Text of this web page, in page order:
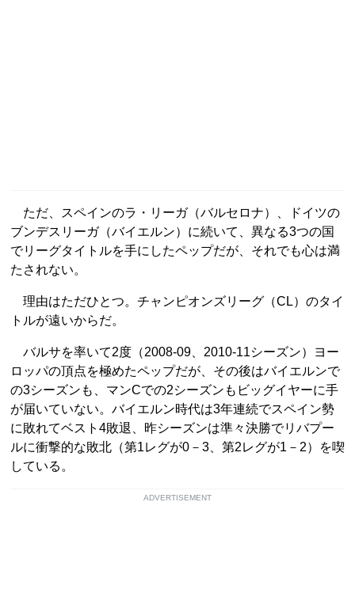
ただ、スペインのラ・リーガ（バルセロナ）、ドイツの
ブンデスリーガ（バイエルン）に続いて、異なる3つの国
でリーグタイトルを手にしたペップだが、それでも心は満
たされない。
理由はただひとつ。チャンピオンズリーグ（CL）のタイ
トルが遠いからだ。
バルサを率いて2度（2008-09、2010-11シーズン）ヨー
ロッパの頂点を極めたペップだが、その後はバイエルンで
の3シーズンも、マンCでの2シーズンもビッグイヤーに手
が届いていない。バイエルン時代は3年連続でスペイン勢
に敗れてベスト4敗退、昨シーズンは準々決勝でリバプー
ルに衝撃的な敗北（第1レグが0－3、第2レグが1－2）を喫
している。
ADVERTISEMENT